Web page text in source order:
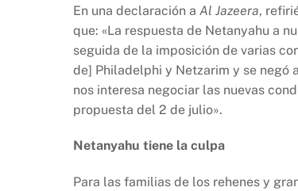
En una declaración a Al Jazeera,
que: «La respuesta de Netanyahu a
seguida de la imposición de varias
de] Philadelphi y Netzarim y se negó
nos interesa negociar las nuevas
propuesta del 2 de julio».
Netanyahu tiene la culpa
Para las familias de los rehenes y